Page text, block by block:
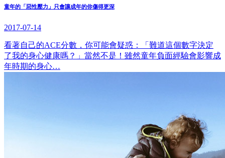
童年的「惡性壓力」只會讓成年的你傷得更深
2017-07-14
看著自己的ACE分數，你可能會疑惑：「難道這個數字決定
了我的身心健康嗎？」當然不是！雖然童年負面經驗會影響成
年時期的身心…